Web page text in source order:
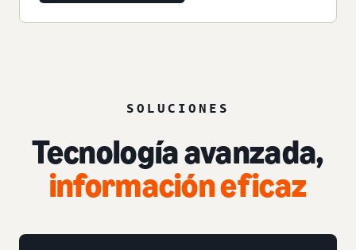
SOLUCIONES
Tecnología avanzada,
información eficaz